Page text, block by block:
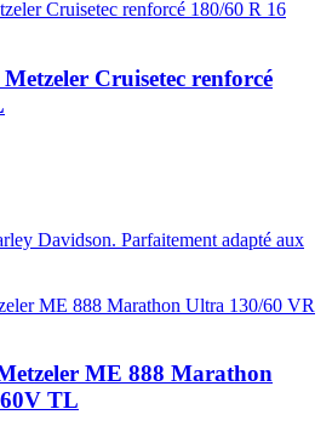
Cruisetec renforcé
Davidson. Parfaitement adapté aux
ME 888 Marathon
TL